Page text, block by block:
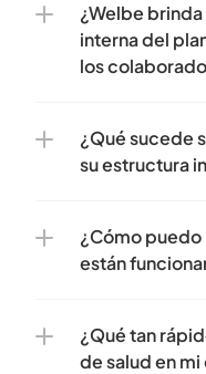
¿Welbe
interna del
los
¿Qué sucede
su estructura
¿Cómo puedo
están
¿Qué tan
de salud en